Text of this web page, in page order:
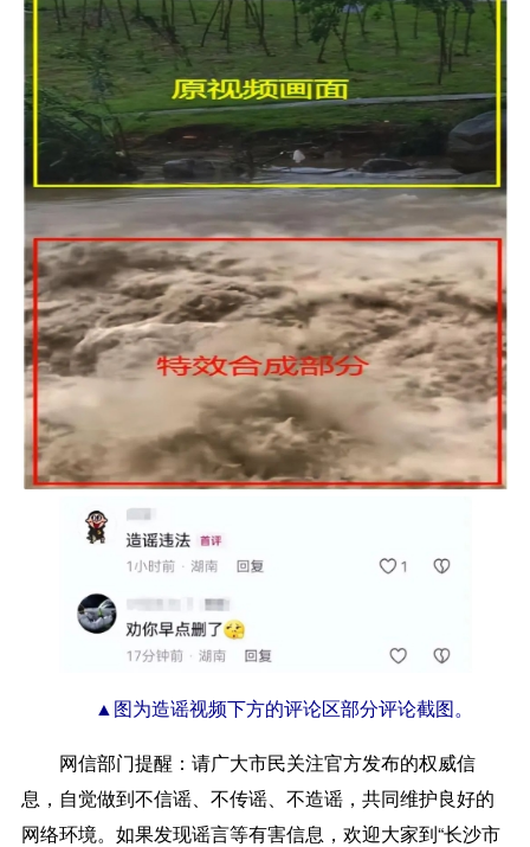
▲图为造谣视频下方的评论区部分评论截图。
网信部门提醒：请广大市民关注官方发布的权威信
息，自觉做到不信谣、不传谣、不造谣，共同维护良好的
网络环境。如果发现谣言等有害信息，欢迎大家到“长沙市